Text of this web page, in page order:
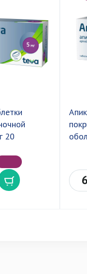
20